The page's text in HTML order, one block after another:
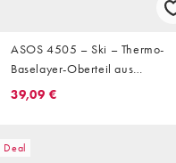
ASOS 4505 – Ski – Thermo-
Baselayer-Oberteil aus
schweißableitendem Material in
39,09 €
Deal